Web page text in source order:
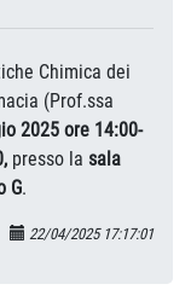
Chimica dei
(Prof.ssa
2025 ore 14:00-
, presso la sala
G.
22/04/2025 17:17:01